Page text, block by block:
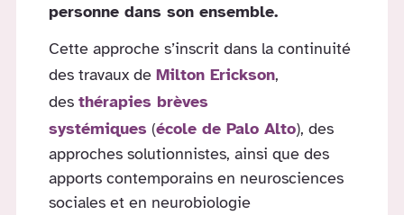
personne dans son ensemble.
Cette approche s’inscrit dans la continuité
des travaux de Milton Erickson,
des thérapies brèves
systémiques (école de Palo Alto), des
approches solutionnistes, ainsi que des
apports contemporains en neurosciences
sociales et en neurobiologie